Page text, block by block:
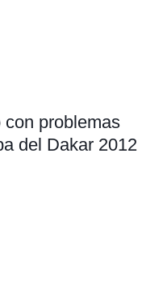
problemas
del Dakar 2012